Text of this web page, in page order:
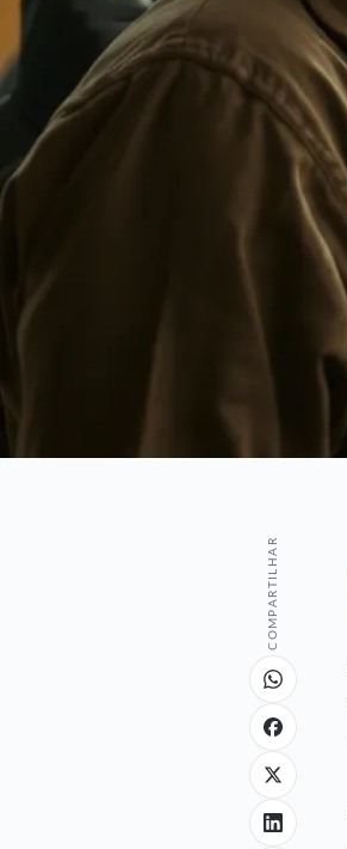
COMPARTILHAR